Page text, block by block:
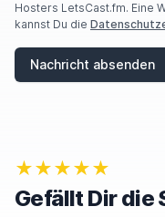
Hosters LetsCast.fm. Eine
kannst Du die
Nachricht absenden
★★★★★
Gefällt Dir die